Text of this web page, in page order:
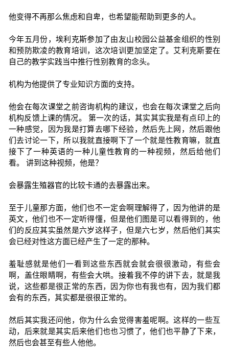
他变得不再那么焦虑和自卑，也希望能帮助到更多的人。
今年五月份，埃利克斯参加了由友山校园公益基金组织的性别
和预防欺凌的教育培训，这次培训更加坚定了。艾利克斯要在
自己的教学实践当中推行性别教育的念头。
机构为他提供了专业知识方面的支持。
他会在每次课堂之前咨询机构的建议，也会在每次课堂之后向
机构反馈上课的情况。 第一次的话，其实其实我是有点印上的
一种感觉，因为我是打算去哪下经验，然后先上网，然后跟他
们去讨论一下，所以我就直接啊下了一个就是性教育嘛，就直
接下了一种英语的一种儿童性教育的一种视频，然后给他们
看。 讲到这种视频，他是？
会暴露生殖器官的比较卡通的去暴露出来。
至于儿童那方面，他们也不一定会啊理解得了，因为他讲的是
英文，他们也不一定听得懂，但是他们图是可以看得到的，他
们的反应其实虽然是六岁这样子，但是六七岁，然后他们其实
会已经对性这方面已经产生了一定的那种。
羞耻感就是他们一看到这些东西就会就会很很激动，有些会
啊，盖住眼睛啊，有些会大哄。接着我不停的讲下去，就是我
说，这些都是很正常的东西，因为你也有我也有，因为我们都
会有的东西，其实都是很很正常的。
然后其实我还问他，你为什么会觉得害羞呢啊。这样的一些互
动，后来就是其实后来他们也也习惯了，他们也平静了下来，
然后也会甚至有些人他他。